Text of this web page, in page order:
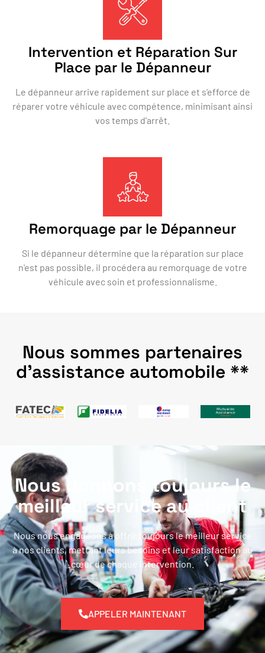
Intervention et Réparation Sur
Place par le Dépanneur
Le dépanneur arrive rapidement sur place et s'efforce de
réparer votre véhicule avec compétence, minimisant ainsi
vos temps d'arrêt.
Remorquage par le Dépanneur
Si le dépanneur détermine que la réparation sur place
n'est pas possible, il procédera au remorquage de votre
véhicule avec soin et professionnalisme.
Nous sommes partenaires
d'assistance automobile **
Nous donnons toujours le
meilleur service au client
Nous nous engageons à offrir toujours le meilleur service
à nos clients, mettant leurs besoins et leur satisfaction au
cœur de chaque intervention.
APPELER MAINTENANT